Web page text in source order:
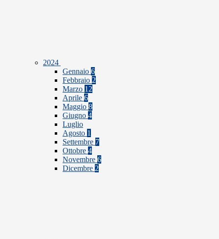
2024
Gennaio 6
Febbraio 2
Marzo 12
Aprile 6
Maggio 8
Giugno 4
Luglio
Agosto 1
Settembre 7
Ottobre 4
Novembre 6
Dicembre 2